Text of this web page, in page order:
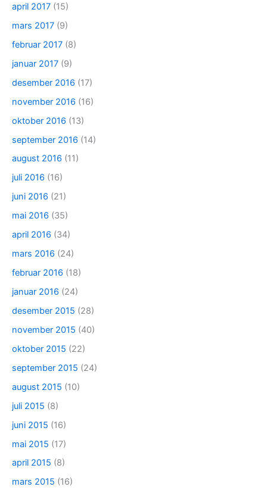
april 2017 (15)
mars 2017 (9)
februar 2017 (8)
januar 2017 (9)
desember 2016 (17)
november 2016 (16)
oktober 2016 (13)
september 2016 (14)
august 2016 (11)
juli 2016 (16)
juni 2016 (21)
mai 2016 (35)
april 2016 (34)
mars 2016 (24)
februar 2016 (18)
januar 2016 (24)
desember 2015 (28)
november 2015 (40)
oktober 2015 (22)
september 2015 (24)
august 2015 (10)
juli 2015 (8)
juni 2015 (16)
mai 2015 (17)
april 2015 (8)
mars 2015 (16)